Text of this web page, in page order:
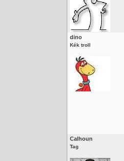
dino
Kék troll
Calhoun
Tag